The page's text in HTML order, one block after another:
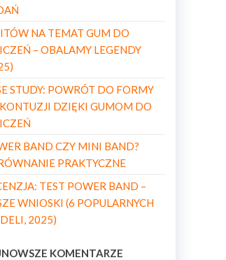
NA TEMAT GUM DO
– OBALAMY LEGENDY
STUDY: POWRÓT DO FORMY
DZIĘKI GUMOM DO
BAND CZY MINI BAND?
PRAKTYCZNE
TEST POWER BAND –
WNIOSKI (6 POPULARNYCH
2025)
KOMENTARZE